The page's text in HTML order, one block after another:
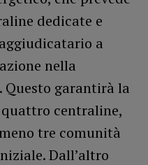
dedicate e
a
nella
Questo garantirà la
centraline,
tre comunità
Dall’altro